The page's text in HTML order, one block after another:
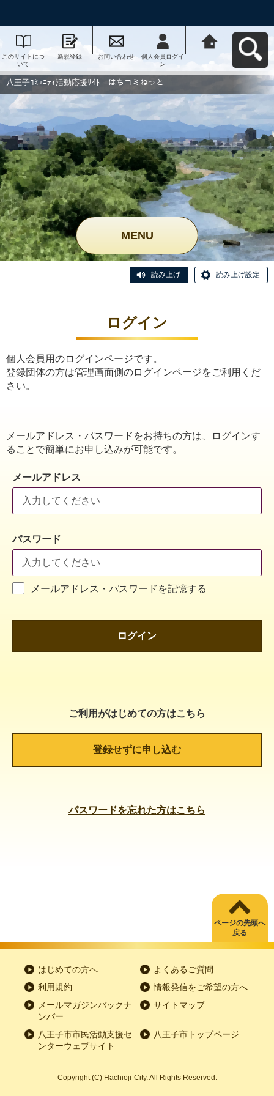
このサイトにつ
いて
新規登録 お問い合わせ
個人会員ログイ
ン
動応援ｻｲﾄ はち
コミねっとへ戻
八王子ｺﾐｭﾆﾃｨ活動応援ｻｲﾄ はちコミねっと
MENU
読み上げ 読み上げ設定
ログイン
個人会員用のログインページです。
登録団体の方は管理画面側のログインページをご利用くだ
さい。
メールアドレス・パスワードをお持ちの方は、ログインす
ることで簡単にお申し込みが可能です。
メールアドレス
パスワード
メールアドレス・パスワードを記憶する
ログイン
ご利用がはじめての方はこちら
登録せずに申し込む
パスワードを忘れた方はこちら
ページの先頭へ
戻る
はじめての方へ
よくあるご質問
利用規約
情報発信をご希望の方へ
メールマガジンバックナ
ンバー
サイトマップ
八王子市市民活動支援セ
ンターウェブサイト
八王子市トップページ
Copyright(C) Hachioji-City. All Rights Reserved.